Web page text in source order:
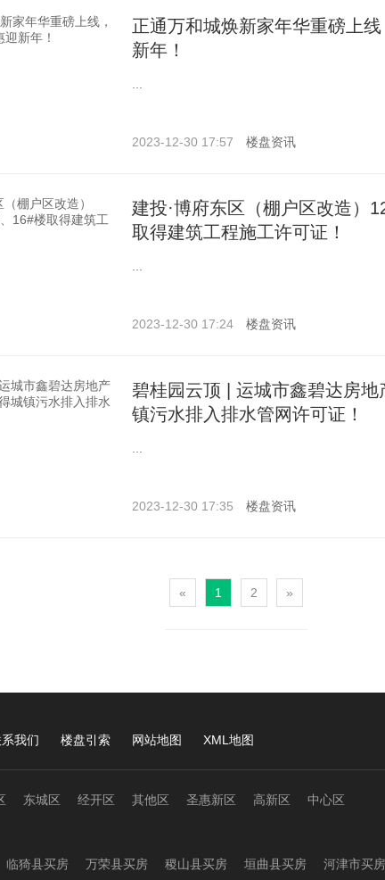
正通万和城焕新家年华重磅上
新年！
2023-12-30 17:57 楼盘资讯
建投·博府东区（棚户区改造）
取得建筑工程施工许可证！
2023-12-30 17:24 楼盘资讯
碧桂园云顶 | 运城市鑫碧达房
镇污水排入排水管网许可证！
2023-12-30 17:35 楼盘资讯
« 1 2 »
我们 楼盘引索 网站地图 XML地图
东城区 经开区 其他区 圣惠新区 高新区 中心区
临猗县买房 万荣县买房 稷山县买房 垣曲县买房 河津市买房